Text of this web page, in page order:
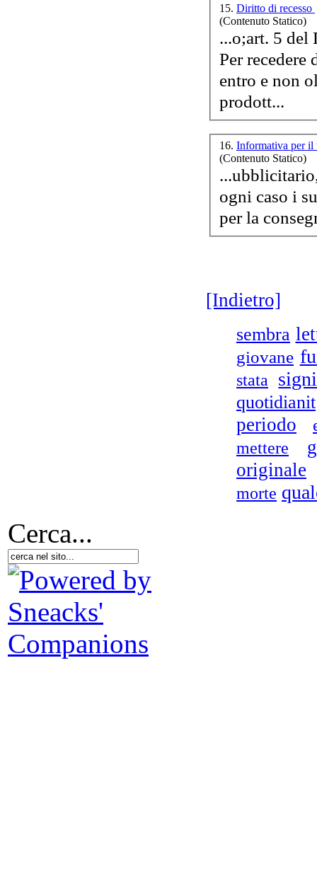
15. Diritto di recesso
(Contenuto Statico)
...o;art. 5 del
Per recedere
entro e non
prodott...
16. Informativa per il
(Contenuto Statico)
ogni caso i
per la
[Indietro]
sembra
giovane
stata
quotidianit
periodo
mettere
originale
morte
Cerca...